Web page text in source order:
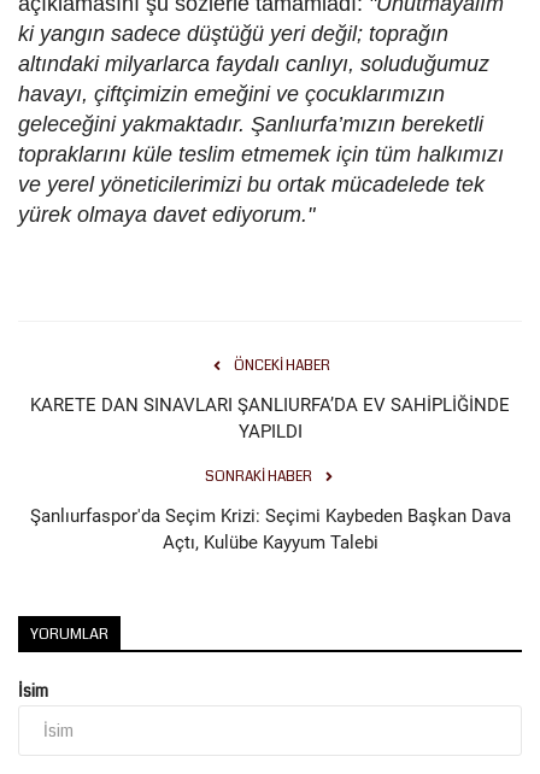
ki yangın sadece düştüğü yeri değil; toprağın
altındaki milyarlarca faydalı canlıyı, soluduğumuz
havayı, çiftçimizin emeğini ve çocuklarımızın
geleceğini yakmaktadır. Şanlıurfa’mızın bereketli
topraklarını küle teslim etmemek için tüm halkımızı
ve yerel yöneticilerimizi bu ortak mücadelede tek
yürek olmaya davet ediyorum."
ÖNCEKI HABER
KARETE DAN SINAVLARI ŞANLIURFA’DA EV SAHİPLİĞİNDE
YAPILDI
SONRAKI HABER
Şanlıurfaspor'da Seçim Krizi: Seçimi Kaybeden Başkan Dava
Açtı, Kulübe Kayyum Talebi
YORUMLAR
İsim